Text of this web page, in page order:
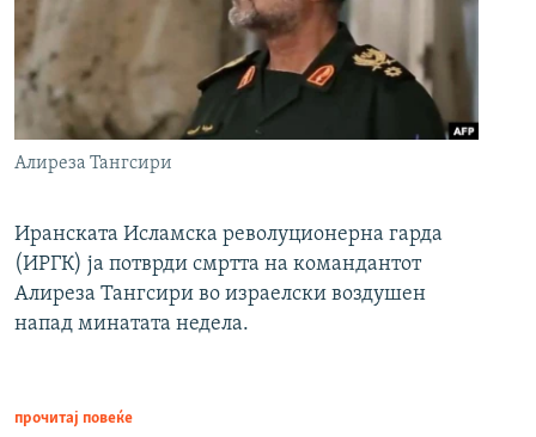
Алиреза Тангсири
Иранската Исламска револуционерна гарда
(ИРГК) ја потврди смртта на командантот
Алиреза Тангсири во израелски воздушен
напад минатата недела.
прочитај повеќе